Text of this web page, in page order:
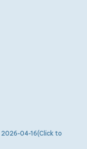
04-16(Click to